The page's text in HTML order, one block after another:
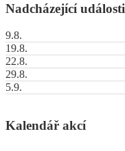
Nadcházející události
9.8.
19.8.
22.8.
29.8.
5.9.
Kalendář akcí